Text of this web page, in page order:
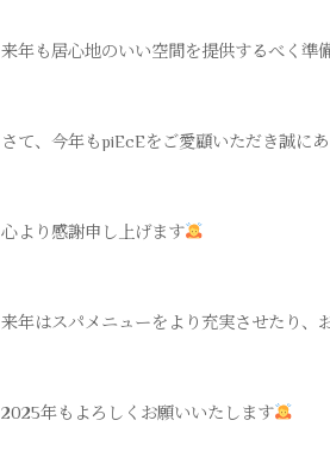
来年も居心地のいい空間を提供するべく準
さて、今年もpiEcEをご愛顧いただき誠に
心より感謝申し上げます
来年はスパメニューをより充実させたり、
2025年もよろしくお願いいたします